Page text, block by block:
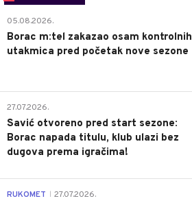
05.08.2026.
Borac m:tel zakazao osam kontrolnih
utakmica pred početak nove sezone
27.07.2026.
Savić otvoreno pred start sezone:
Borac napada titulu, klub ulazi bez
dugova prema igračima!
RUKOMET 27.07.2026.